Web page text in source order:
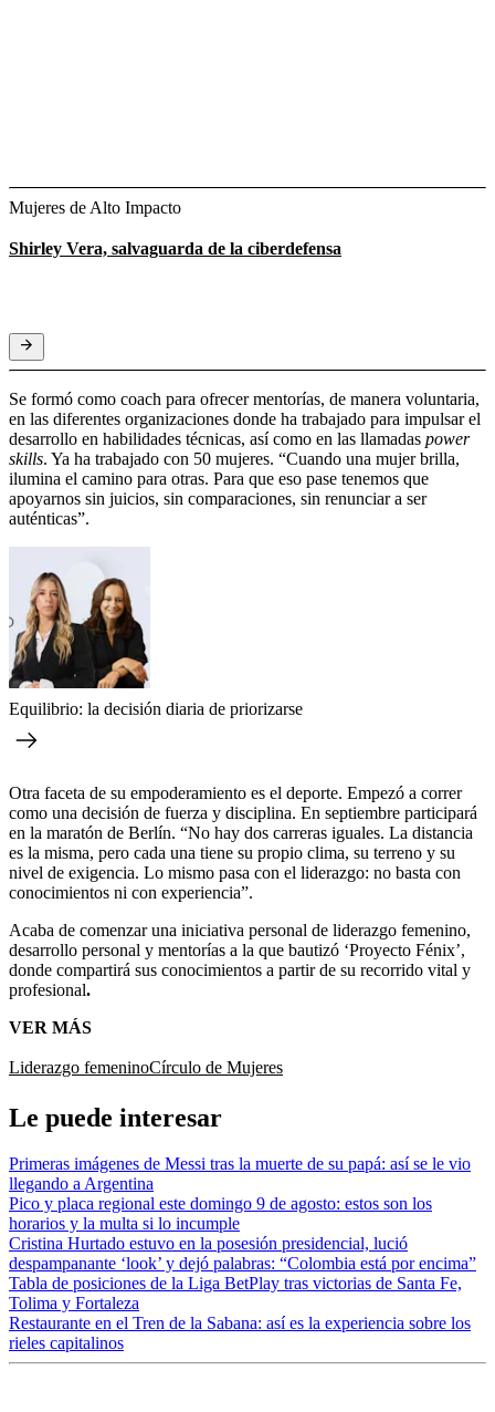
Mujeres de Alto Impacto
Shirley Vera, salvaguarda de la ciberdefensa
Se formó como coach para ofrecer mentorías, de manera voluntaria,
en las diferentes organizaciones donde ha trabajado para impulsar el
desarrollo en habilidades técnicas, así como en las llamadas power
skills. Ya ha trabajado con 50 mujeres. “Cuando una mujer brilla,
ilumina el camino para otras. Para que eso pase tenemos que
apoyarnos sin juicios, sin comparaciones, sin renunciar a ser
auténticas”.
Equilibrio: la decisión diaria de priorizarse
Otra faceta de su empoderamiento es el deporte. Empezó a correr
como una decisión de fuerza y disciplina. En septiembre participará
en la maratón de Berlín. “No hay dos carreras iguales. La distancia
es la misma, pero cada una tiene su propio clima, su terreno y su
nivel de exigencia. Lo mismo pasa con el liderazgo: no basta con
conocimientos ni con experiencia”.
Acaba de comenzar una iniciativa personal de liderazgo femenino,
desarrollo personal y mentorías a la que bautizó ‘Proyecto Fénix’,
donde compartirá sus conocimientos a partir de su recorrido vital y
profesional.
VER MÁS
Liderazgo femeninoCírculo de Mujeres
Le puede interesar
Primeras imágenes de Messi tras la muerte de su papá: así se le vio
llegando a Argentina
Pico y placa regional este domingo 9 de agosto: estos son los
horarios y la multa si lo incumple
Cristina Hurtado estuvo en la posesión presidencial, lució
despampanante ‘look’ y dejó palabras: “Colombia está por encima”
Tabla de posiciones de la Liga BetPlay tras victorias de Santa Fe,
Tolima y Fortaleza
Restaurante en el Tren de la Sabana: así es la experiencia sobre los
rieles capitalinos